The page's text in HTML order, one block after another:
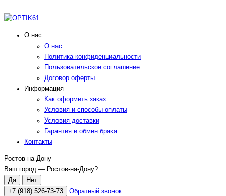
О нас
О нас
Политика конфиденциальности
Пользовательское соглашение
Договор оферты
Информация
Как оформить заказ
Условия и способы оплаты
Условия доставки
Гарантия и обмен брака
Контакты
Ростов-на-Дону
Ваш город — Ростов-на-Дону?
+7 (918) 526-73-73 Обратный звонок